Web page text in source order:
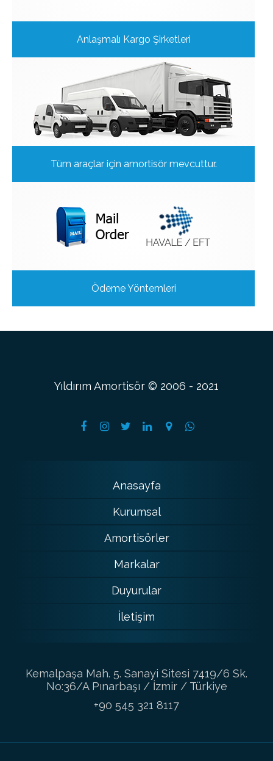
Anlaşmalı Kargo Şirketleri
Tüm araçlar için amortisör mevcuttur.
Ödeme Yöntemleri
Yıldırım Amortisör © 2006 - 2021
Anasayfa
Kurumsal
Amortisörler
Markalar
Duyurular
İletişim
Kemalpaşa Mah. 5. Sanayi Sitesi 7419/6 Sk.
No:36/A Pınarbaşı / İzmir / Türkiye
+90 545 321 8117